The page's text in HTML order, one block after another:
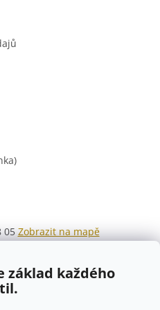
základ každého
05 Zobrazit na mapě